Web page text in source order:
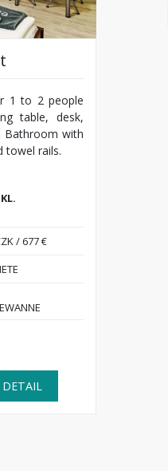
1 to 2 people
table, desk,
Bathroom with
towel rails.
/ 677 €
DETAIL